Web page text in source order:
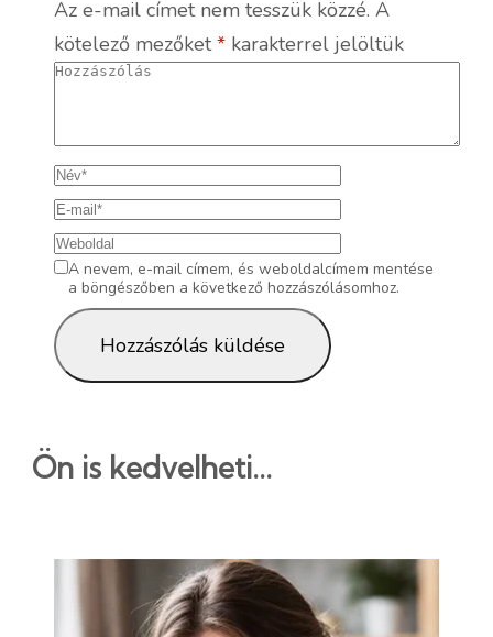
Az e-mail címet nem tesszük közzé. A
kötelező mezőket* karakterrel jelöltük
A nevem, e-mail címem, és weboldalcímem mentése
a böngészőben a következő hozzászólásomhoz.
Ön is kedvelheti...